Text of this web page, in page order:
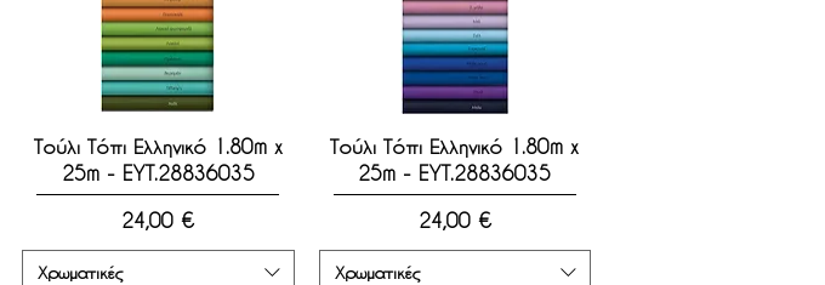
Γρήγορη προβολή
Τούλι Τόπι Ελληνικό 1.80m x
25m - EYT.28836035
Τιμή
24,00 €
Χρωματικές
Γρήγορη προβολή
Τούλι Τόπι Ελληνικό 1.80m x
25m - EYT.28836035
Τιμή
24,00 €
Χρωματικές